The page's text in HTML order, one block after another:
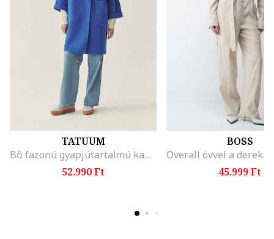
TATUUM
Bő fazonú gyapjútartalmú kabát, Királykék
52.990 Ft
BOSS
45.999 Ft